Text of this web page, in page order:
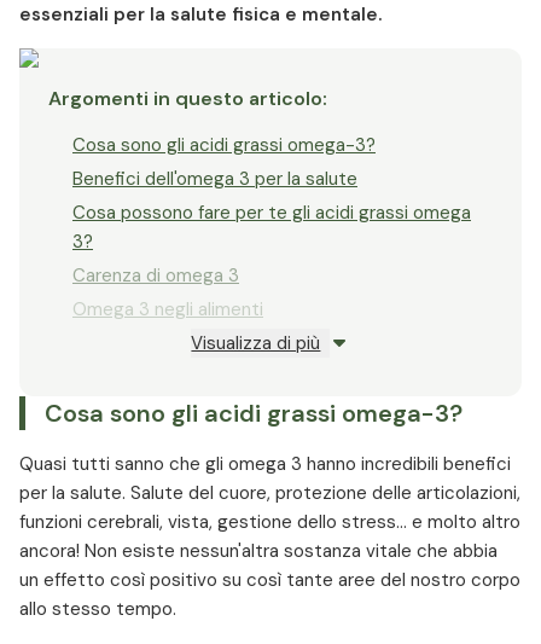
essenziali per la salute fisica e mentale.
Argomenti in questo articolo:
Cosa sono gli acidi grassi omega-3?
Benefici dell'omega 3 per la salute
Cosa possono fare per te gli acidi grassi omega
3?
Carenza di omega 3
Omega 3 negli alimenti
Dosaggio degli omega 3
Dosaggio e assunzione raccomandata di
Forme popolari di somministrazione di omega-3
Effetti collaterali e considerazioni sull'omega-3
Omega-3 vs Omega-6: perché è importante
l'equilibrio
Considerazioni finali: piccolo nutriente, grande
Visualizza di più
Cosa sono gli acidi grassi omega-3?
Quasi tutti sanno che gli omega 3 hanno incredibili benefici
per la salute. Salute del cuore, protezione delle articolazioni,
funzioni cerebrali, vista, gestione dello stress... e molto altro
ancora! Non esiste nessun'altra sostanza vitale che abbia
un effetto così positivo su così tante aree del nostro corpo
allo stesso tempo.